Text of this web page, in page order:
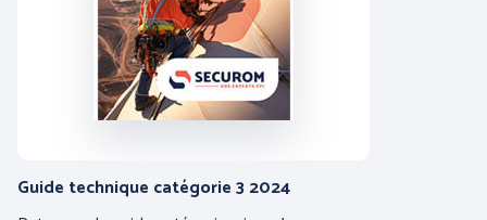
Guide technique catégorie 3 2024